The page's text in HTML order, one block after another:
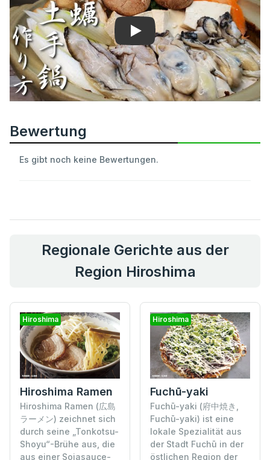
Play
Bewertung
Es gibt noch keine Bewertungen.
Regionale Gerichte aus der
Region Hiroshima
Hiroshima
Hiroshima Ramen
Hiroshima Ramen (広島
ラーメン) zeichnet sich
durch seine „Tonkotsu-
Shoyu“-Brühe aus, die
aus einer Sojasauce-
Hiroshima
Fuchū-yaki
Fuchū-yaki (府中焼き,
Fuchū-yaki) ist eine
lokale Spezialität aus
der Stadt Fuchū in der
östlichen Region der